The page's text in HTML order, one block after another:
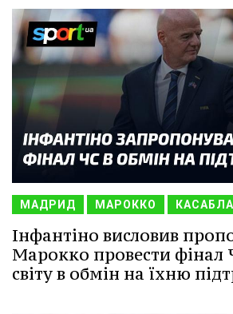
МАДРИД МАРОККО
Інфантіно висловив
Марокко провести фінал
світу в обмін на їхню